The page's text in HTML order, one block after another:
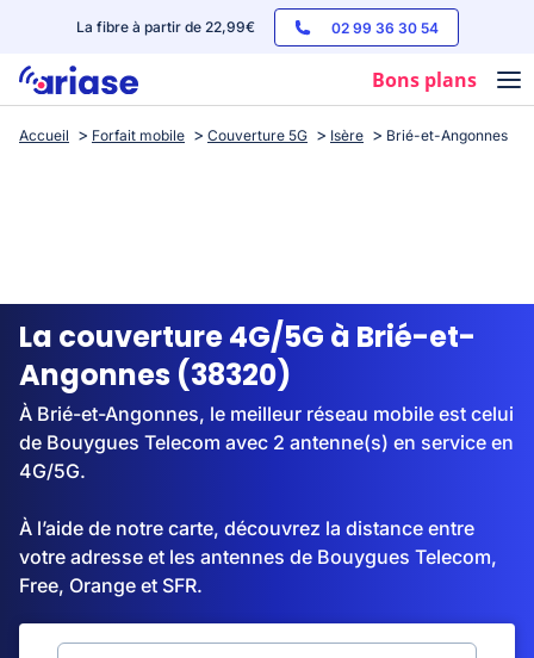
La fibre à partir de 22,99€ 02 99 36 30 54
Bons plans
Box internet
Streaming
Accueil Forfait mobile Couverture 5G Isère Brié-et-Angonnes
La couverture 4G/5G à Brié-et-
Angonnes (38320)
À Brié-et-Angonnes, le meilleur réseau mobile est celui
de Bouygues Telecom avec 2 antenne(s) en service en
4G/5G.
À l’aide de notre carte, découvrez la distance entre
votre adresse et les antennes de Bouygues Telecom,
Free, Orange et SFR.